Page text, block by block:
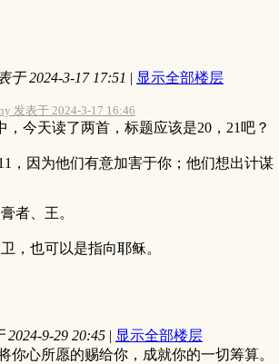
于 2024-3-17 17:51 | 显示全部楼层
发表于 2024-3-17 16:46
，今天读了两首，标题应该是20，21吧？
，因为他们有意加害于你；他们想出计谋
者、王。
，也可以是指向耶稣。
2024-9-29 20:45 | 显示全部楼层
你心所愿的赐给你，成就你的一切筹算。